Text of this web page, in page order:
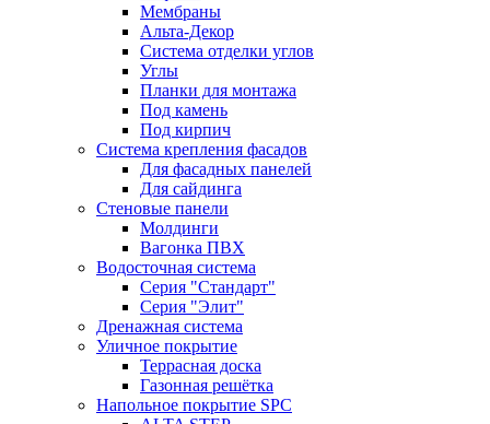
Мембраны
Альта-Декор
Система отделки углов
Углы
Планки для монтажа
Под камень
Под кирпич
Система крепления фасадов
Для фасадных панелей
Для сайдинга
Стеновые панели
Молдинги
Вагонка ПВХ
Водосточная система
Серия "Стандарт"
Серия "Элит"
Дренажная система
Уличное покрытие
Террасная доска
Газонная решётка
Напольное покрытие SPC